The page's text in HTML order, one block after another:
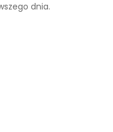
dnia.